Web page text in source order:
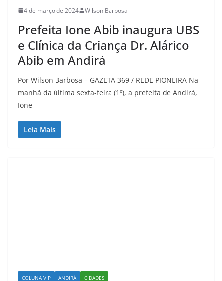
4 de março de 2024 Wilson Barbosa
Prefeita Ione Abib inaugura UBS
e Clínica da Criança Dr. Alárico
Abib em Andirá
Por Wilson Barbosa – GAZETA 369 / REDE PIONEIRA Na
manhã da última sexta-feira (1º), a prefeita de Andirá,
Ione
Leia Mais
COLUNA VIP ANDIRÁ CIDADES